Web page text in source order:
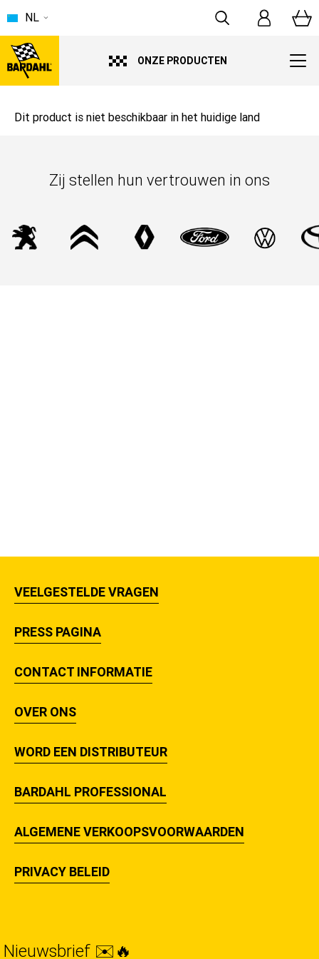
ONZE PRODUCTEN
NL
Dit product is niet beschikbaar in het huidige land
Zij stellen hun vertrouwen in ons
VEELGESTELDE VRAGEN
PRESS PAGINA
CONTACT INFORMATIE
OVER ONS
WORD EEN DISTRIBUTEUR
BARDAHL PROFESSIONAL
ALGEMENE VERKOOPSVOORWAARDEN
PRIVACY BELEID
Nieuwsbrief ✉️🔥